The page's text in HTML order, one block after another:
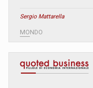
Sergio Mattarella
MONDO